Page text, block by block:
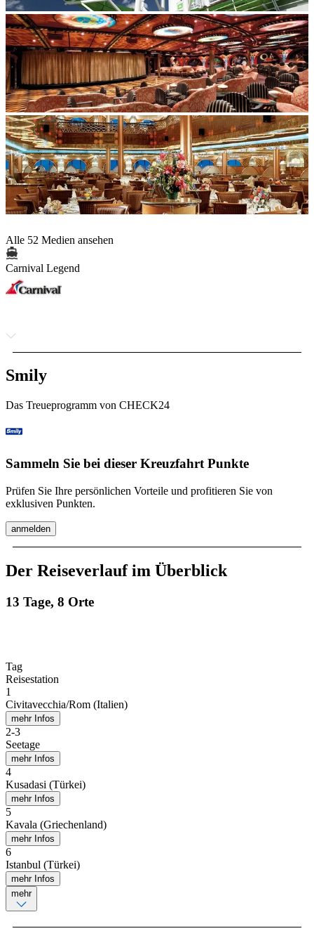
Alle 52 Medien ansehen
Carnival Legend
Smily
Das Treueprogramm von CHECK24
Sammeln Sie bei dieser Kreuzfahrt Punkte
Prüfen Sie Ihre persönlichen Vorteile und profitieren Sie von
exklusiven Punkten.
anmelden
Der Reiseverlauf im Überblick
13 Tage, 8 Orte
Tag
Reisestation
1
Civitavecchia/Rom (Italien)
mehr Infos
2-3
Seetage
mehr Infos
4
Kusadasi (Türkei)
mehr Infos
5
Kavala (Griechenland)
mehr Infos
6
Istanbul (Türkei)
mehr Infos
mehr